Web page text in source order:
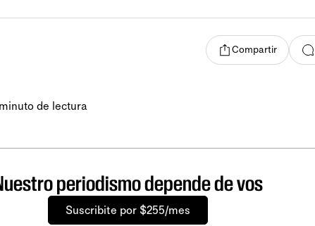
Compartir
de lectura
periodismo depende de vos
Suscribite por $255/mes